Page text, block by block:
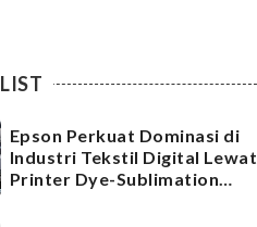
LIST
Epson Perkuat Dominasi di
Industri Tekstil Digital Lewat
Printer Dye-Sublimation